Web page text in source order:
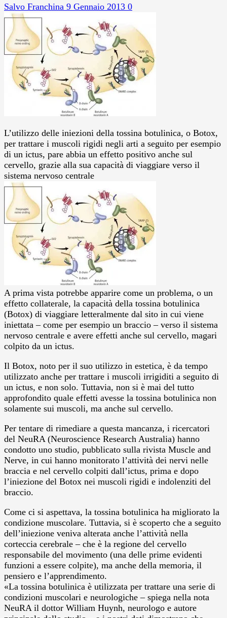
Salvo Franchina 9 Gennaio 2013 0
L’utilizzo delle iniezioni della tossina botulinica, o Botox,
per trattare i muscoli rigidi negli arti a seguito per esempio
di un ictus, pare abbia un effetto positivo anche sul
cervello, grazie alla sua capacità di viaggiare verso il
sistema nervoso centrale
A prima vista potrebbe apparire come un problema, o un
effetto collaterale, la capacità della tossina botulinica
(Botox) di viaggiare letteralmente dal sito in cui viene
iniettata – come per esempio un braccio – verso il sistema
nervoso centrale e avere effetti anche sul cervello, magari
colpito da un ictus.
Il Botox, noto per il suo utilizzo in estetica, è da tempo
utilizzato anche per trattare i muscoli irrigiditi a seguito di
un ictus, e non solo. Tuttavia, non si è mai del tutto
approfondito quale effetti avesse la tossina botulinica non
solamente sui muscoli, ma anche sul cervello.
Per tentare di rimediare a questa mancanza, i ricercatori
del NeuRA (Neuroscience Research Australia) hanno
condotto uno studio, pubblicato sulla rivista Muscle and
Nerve, in cui hanno monitorato l’attività dei nervi nelle
braccia e nel cervello colpiti dall’ictus, prima e dopo
l’iniezione del Botox nei muscoli rigidi e indolenziti del
braccio.
Come ci si aspettava, la tossina botulinica ha migliorato la
condizione muscolare. Tuttavia, si è scoperto che a seguito
dell’iniezione veniva alterata anche l’attività nella
corteccia cerebrale – che è la regione del cervello
responsabile del movimento (una delle prime evidenti
funzioni a essere colpite), ma anche della memoria, il
pensiero e l’apprendimento.
«La tossina botulinica è utilizzata per trattare una serie di
condizioni muscolari e neurologiche – spiega nella nota
NeuRA il dottor William Huynh, neurologo e autore